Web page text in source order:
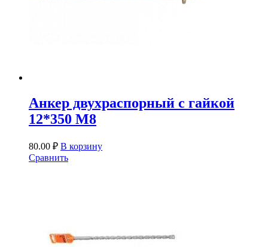
Анкер двухраспорный с гайкой
12*350 М8
80.00 ₽ В корзину
Сравнить